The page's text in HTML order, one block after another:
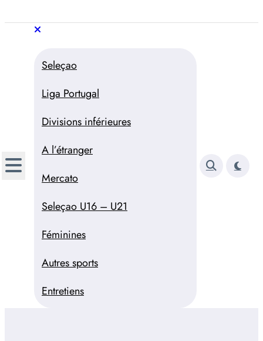
au
Trivela
L'actualité du football portugais
Seleçao
Liga Portugal
Divisions inférieures
A l’étranger
Mercato
Seleçao U16 – U21
Féminines
Autres sports
Entretiens